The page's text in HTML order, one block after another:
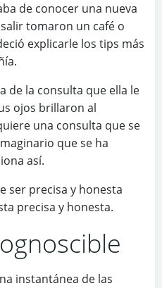
de conocer una nueva
tomaron un café o
explicarle los tips más
de la consulta que ella le
ojos brillaron al
una consulta que se
que se ha
así.
ser precisa y honesta
precisa y honesta.
instantánea de las